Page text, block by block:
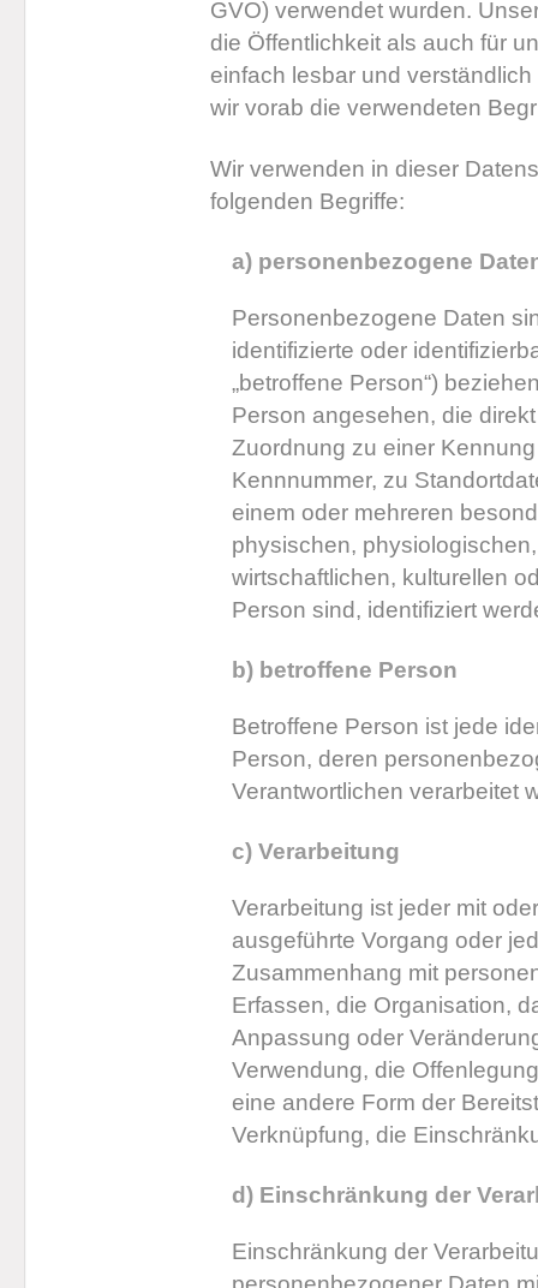
GVO) verwendet wurden.
die Öffentlichkeit als auch für
einfach lesbar und
wir vorab die verwendeten
Wir verwenden in dieser
folgenden Begriffe:
a) personenbezogene
Personenbezogene Daten
identifizierte oder
„betroffene Person“)
Person angesehen, die
Zuordnung zu einer
Kennnummer, zu
einem oder mehreren
physischen,
wirtschaftlichen, kulturellen
Person sind, identifiziert
b) betroffene Person
Betroffene Person ist jede
Person, deren
Verantwortlichen verarbeitet
c) Verarbeitung
Verarbeitung ist jeder mit
ausgeführte Vorgang oder
Zusammenhang mit
Erfassen, die Organisation,
Anpassung oder
Verwendung, die
eine andere Form der
Verknüpfung, die
d) Einschränkung der
Einschränkung der